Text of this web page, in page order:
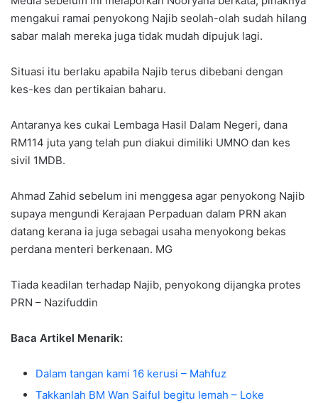
mengakui ramai penyokong Najib seolah-olah sudah hilang
sabar malah mereka juga tidak mudah dipujuk lagi.
Situasi itu berlaku apabila Najib terus dibebani dengan
kes-kes dan pertikaian baharu.
Antaranya kes cukai Lembaga Hasil Dalam Negeri, dana
RM114 juta yang telah pun diakui dimiliki UMNO dan kes
sivil 1MDB.
Ahmad Zahid sebelum ini menggesa agar penyokong Najib
supaya mengundi Kerajaan Perpaduan dalam PRN akan
datang kerana ia juga sebagai usaha menyokong bekas
perdana menteri berkenaan. MG
Tiada keadilan terhadap Najib, penyokong dijangka protes
PRN – Nazifuddin
Baca Artikel Menarik:
Dalam tangan kami 16 kerusi – Mahfuz
Takkanlah BM Wan Saiful begitu lemah – Loke